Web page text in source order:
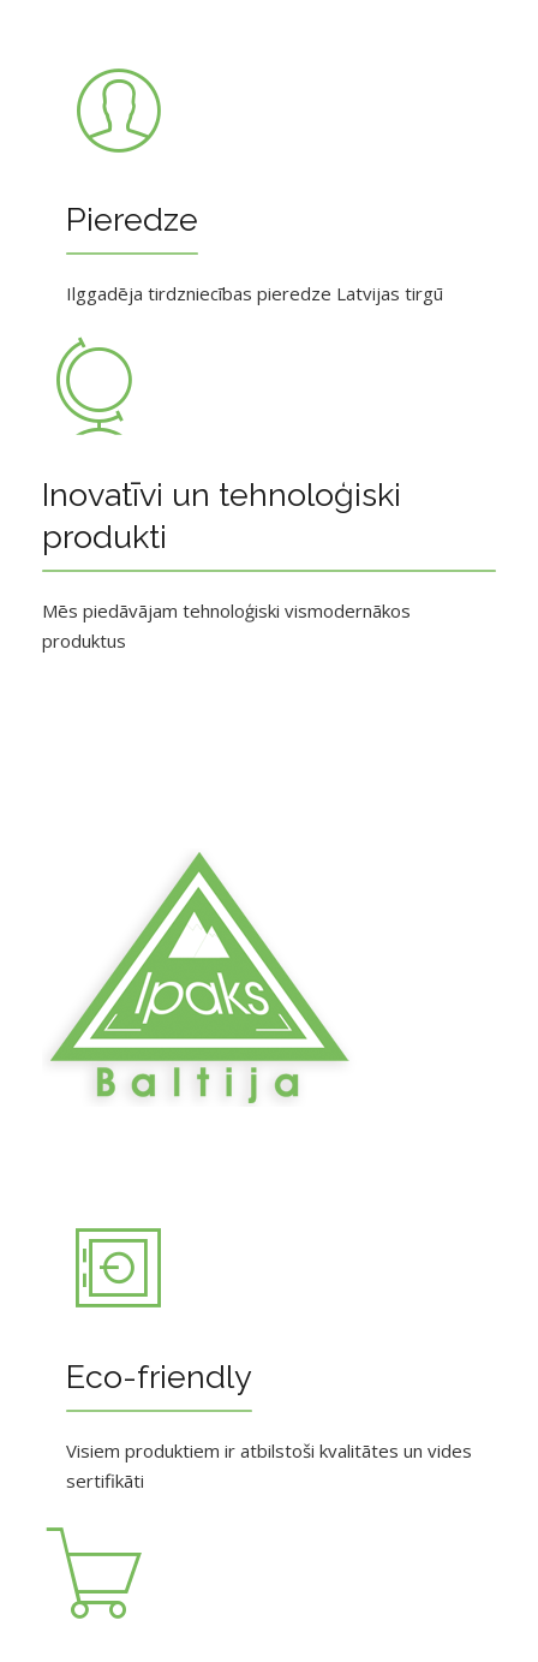
Pieredze
Ilggadēja tirdzniecības pieredze Latvijas tirgū
Inovatīvi un tehnoloģiski
produkti
Mēs piedāvājam tehnoloģiski vismodernākos
produktus
Eco-friendly
Visiem produktiem ir atbilstoši kvalitātes un vides
sertifikāti